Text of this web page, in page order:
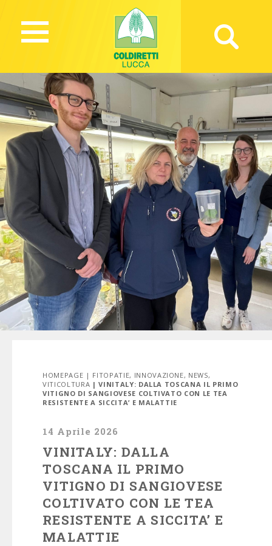
327 Views
HOMEPAGE | FITOPATIE, INNOVAZIONE, NEWS,
VITICOLTURA | VINITALY: DALLA TOSCANA IL PRIMO
VITIGNO DI SANGIOVESE COLTIVATO CON LE TEA
RESISTENTE A SICCITA’ E MALATTIE
14 Aprile 2026
VINITALY: DALLA
TOSCANA IL PRIMO
VITIGNO DI SANGIOVESE
COLTIVATO CON LE TEA
RESISTENTE A SICCITA’ E
MALATTIE